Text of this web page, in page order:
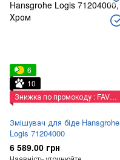
6
10
Знижка по промокоду : FAVORIT
Змішувач для біде Hansgrohe
Logis 71204000
6 589.00 грн